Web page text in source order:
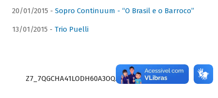
20/01/2015 - Sopro Continuum - “O Brasil e o Barroco”
13/01/2015 - Trio Puelli
Z7_7QGCHA41LODH60A3OQA8RN1415